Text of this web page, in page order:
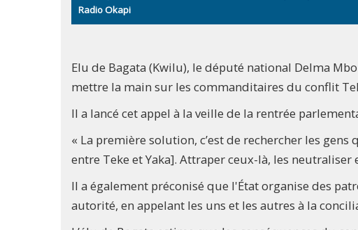
Radio Okapi
Elu de Bagata (Kwilu), le député national Delma
mettre la main sur les commanditaires du conflit
Il a lancé cet appel à la veille de la rentrée
« La première solution, c’est de rechercher les
entre Teke et Yaka]. Attraper ceux-là, les
Il a également préconisé que l'État organise des
autorité, en appelant les uns et les autres à la